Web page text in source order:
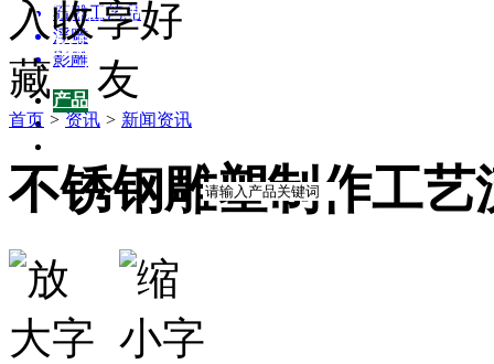
石雕工艺品
浮雕
影雕
产品
产品
供应
园林雕塑百科
招商加盟
关于我们
首页 > 资讯 > 新闻资讯
不锈钢雕塑制作工艺